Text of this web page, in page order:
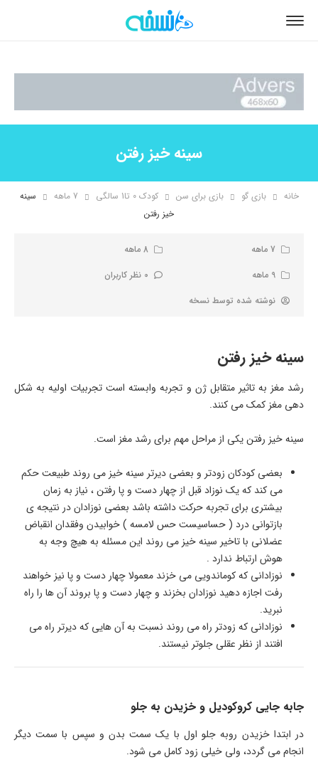
سینه خیز رفتن
خانه بازی گو بازی برای سن کودک 0 تا1 سالگی 7 ماهه
سینه
خیز رفتن
7 ماهه
8 ماهه
9 ماهه
0 نظر کاربران
نوشته شده توسط نسخه
سینه خیز رفتن
رشد مغز به تاثیر متقابل ژن و تجربه وابسته است تجربیات اولیه به شکل
دهی مغز کمک می کنند.
سینه خیز رفتن یکی از مراحل مهم برای رشد مغز است.
بعضی کودکان زودتر و بعضی دیرتر سینه خیز می روند طبیعت حکم
می کند که یک نوزاد قبل از چهار دست و پا رفتن ، نیاز به زمان
بیشتری برای تجربه حرکت داشته باشد بعضی نوزادان در نتیجه ی
بازتوانی درد ( حساسیست حس لامسه ) خوابیدن وفقدان انقباض
عضلانی با تاخیر سینه خیز می روند این مسئله به هیچ وجه به
هوش ارتباط ندارد .
نوزادانی که کوماندویی می خزند معمولا چهار دست و پا نیز خواهند
رفت اجازه دهید نوزادان بخزند و چهار دست و پا بروند آن ها را راه
نبرید.
نوزادانی که زودتر راه می روند نسبت به آن هایی که دیرتر راه می
افتند از نظر عقلی جلوتر نیستند.
جابه جایی کروکودیل و خزیدن به جلو
در ابتدا خزیدن روبه جلو اول با یک سمت بدن و سپس با سمت دیگر
انجام می گردد، ولی خیلی زود کامل می شود.